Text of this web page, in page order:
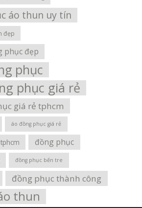
áo thun uy tín
đẹp
phục đẹp
phục
phục giá rẻ
giá rẻ tphcm
áo đồng phục giá rẻ
đồng phục
đồng phục bến tre
đồng phục thành công
thun